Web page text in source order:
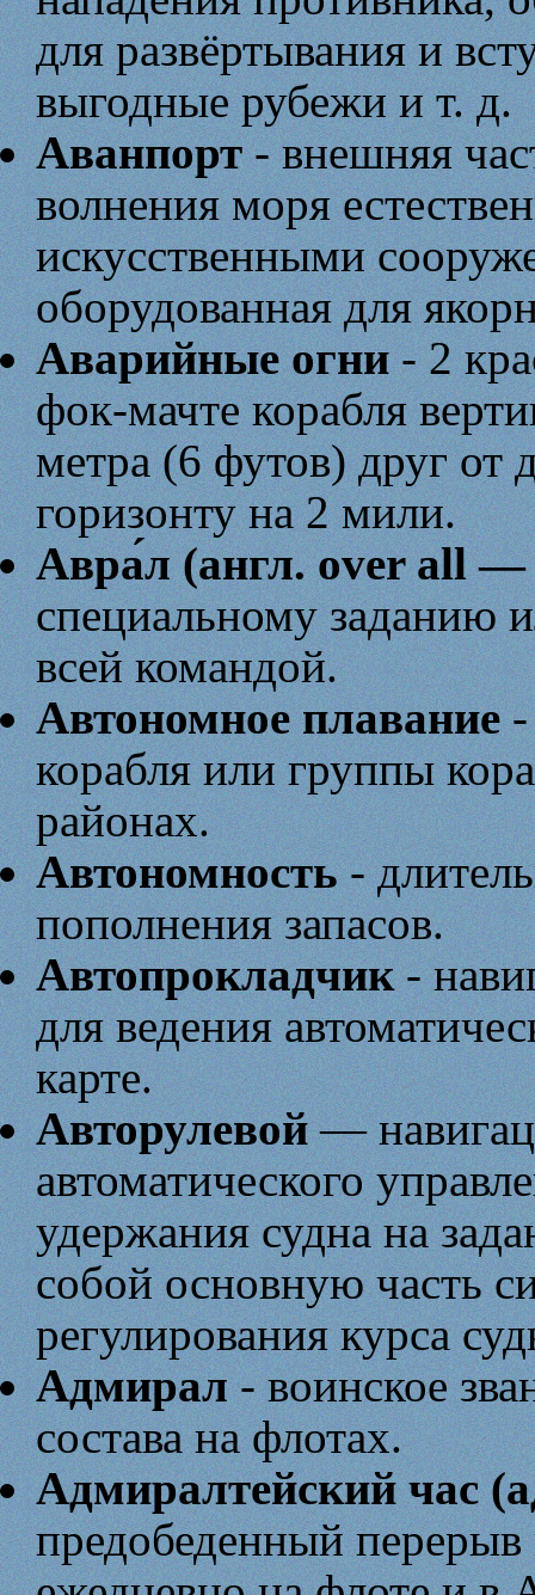
для развёртывания и
выгодные рубежи и т. д.
Аванпорт- внешняя
волнения моря
искусственными
оборудованная для
Аварийные огни- 2
фок-мачте корабля
метра (6 футов) друг от
горизонту на 2 мили.
Авра́л (англ. over all —
специальному заданию
всей командой.
Автономное плавание-
корабля или группы
районах.
Автономность-
пополнения запасов.
Автопрокладчик-
для ведения
карте.
Авторулевой—
автоматического
удержания судна на
собой основную часть
регулирования курса
Адмирал- воинское
состава на флотах.
Адмиралтейский час
предобеденный перерыв